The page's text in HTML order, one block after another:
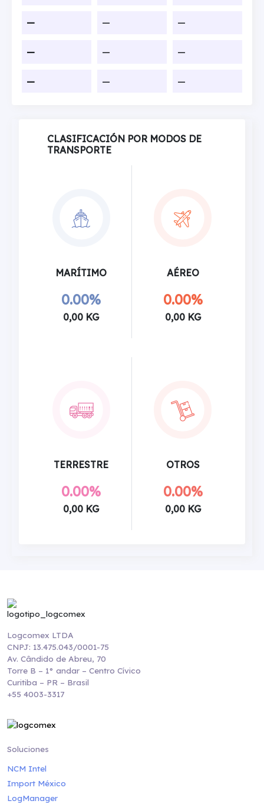
— — —
— — —
— — —
CLASIFICACIÓN POR MODOS DE
TRANSPORTE
MARÍTIMO
0.00%
0,00 KG
AÉREO
0.00%
0,00 KG
TERRESTRE
0.00%
0,00 KG
OTROS
0.00%
0,00 KG
Logcomex LTDA
CNPJ: 13.475.043/0001-75
Av. Cândido de Abreu, 70
Torre B – 1° andar – Centro Cívico
Curitiba – PR – Brasil
+55 4003-3317
Soluciones
NCM Intel
Import México
LogManager